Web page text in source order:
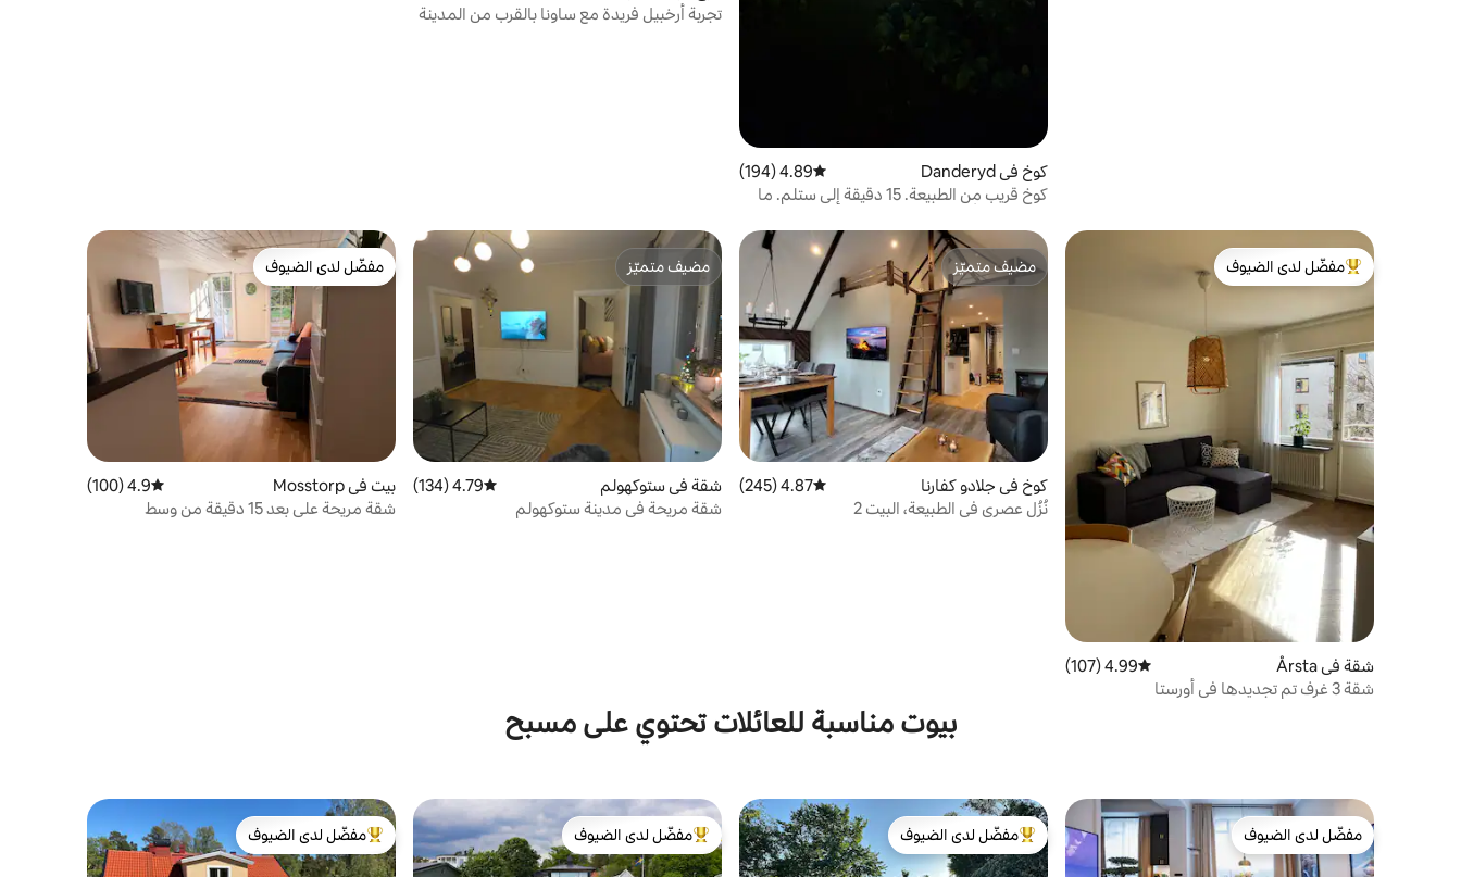
كوخ في Danderyd متوسط التقييم 4.89 من 5، 194 مراجعات
4.89 (194)
كوخ قريب من الطبيعة. 15 دقيقة إلى ستلم. ما
تجربة أرخبيل فريدة مع ساونا بالقرب من المدينة
من أبرز البيوت المفضّلة لدى الضيوف
مفضّل لدى الضيوف
شقة في Årsta متوسط التقييم 4.99 من 5، 107 مراجعات
4.99 (107)
شقة 3 غرف تم تجديدها في أورستا
مضيف متميّز
مضيف متميّز
كوخ في جلادو كفارنا متوسط التقييم 4.87 من 5، 245 مراجعات
4.87 (245)
نُزُل عصري في الطبيعة، البيت 2
مضيف متميّز
مضيف متميّز
شقة في ستوكهولم متوسط التقييم 4.79 من 5، 134 مراجعات
4.79 (134)
شقة مريحة في مدينة ستوكهولم
مفضّل لدى الضيوف
مفضّل لدى الضيوف
بيت في Mosstorp متوسط التقييم 4.9 من 5، 100 مراجعات
4.9 (100)
شقة مريحة على بعد 15 دقيقة من وسط
بيوت مناسبة للعائلات تحتوي على مسبح
مفضّل لدى الضيوف
مفضّل لدى الضيوف
من أبرز البيوت المفضّلة لدى الضيوف
مفضّل لدى الضيوف
من أبرز البيوت المفضّلة لدى الضيوف
مفضّل لدى الضيوف
من أبرز البيوت المفضّلة لدى الضيوف
مفضّل لدى الضيوف